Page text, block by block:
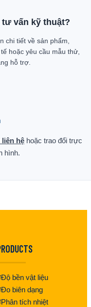
vấn kỹ thuật?
chi tiết về sản phẩm,
hoặc yêu cầu mẫu thử,
hỗ trợ.
liên hệ hoặc trao đổi trực
hình.
Độ bền vật liệu
Đo biên dạng
Phân tích nhiệt